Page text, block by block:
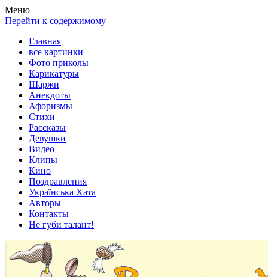
Весела хата — прикольные картинки, смешные истории,
клипы!
Покажем всем ваши фото приколы, карикатуры, шаржи, стихи,
рассказы, видео и песни!
Меню
Перейти к содержимому
Главная
все картинки
Фото приколы
Карикатуры
Шаржи
Анекдоты
Афоризмы
Стихи
Рассказы
Девушки
Видео
Клипы
Кино
Поздравления
Українська Хата
Авторы
Контакты
Не губи талант!